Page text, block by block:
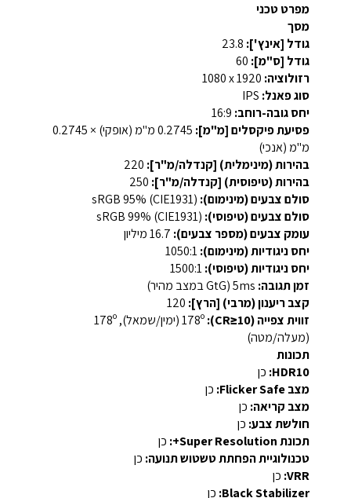
מפרט טכני
מסך
גודל [אינץ']:
גודל [ס"מ]:
רזולוציה:
סוג פאנל:
יחס גובה-רוחב:
פסיעת פיקסלים [מ"מ]:
‎0.2745 מ"מ (אופקי) × ‎0.2745
מ"מ (אנכי)‎
בהירות (מינימלית) [קנדלה/מ"ר]:
בהירות (טיפוסית) [קנדלה/מ"ר]:
סולם צבעים (מינימום):
סולם צבעים (טיפוסי):
עומק צבעים (מספר צבעים):
יחס ניגודיות (מינימום):
יחס ניגודיות (טיפוסי):
זמן תגובה:
קצב ריענון (מרבי) [הרץ]:
זווית צפייה (CR≥10):
‎178º (ימין/שמאל), ‎178º
(מעלה/מטה)‎
תכונות
HDR10: כן
מצב Flicker Safe:
כן
מצב קריאה: כן
חולשת צבע: כן
תכונת Super Resolution+:
כן
טכנולוגיית הפחתת טשטוש תנועה: כן
VRR: כן
Black Stabilizer: כן